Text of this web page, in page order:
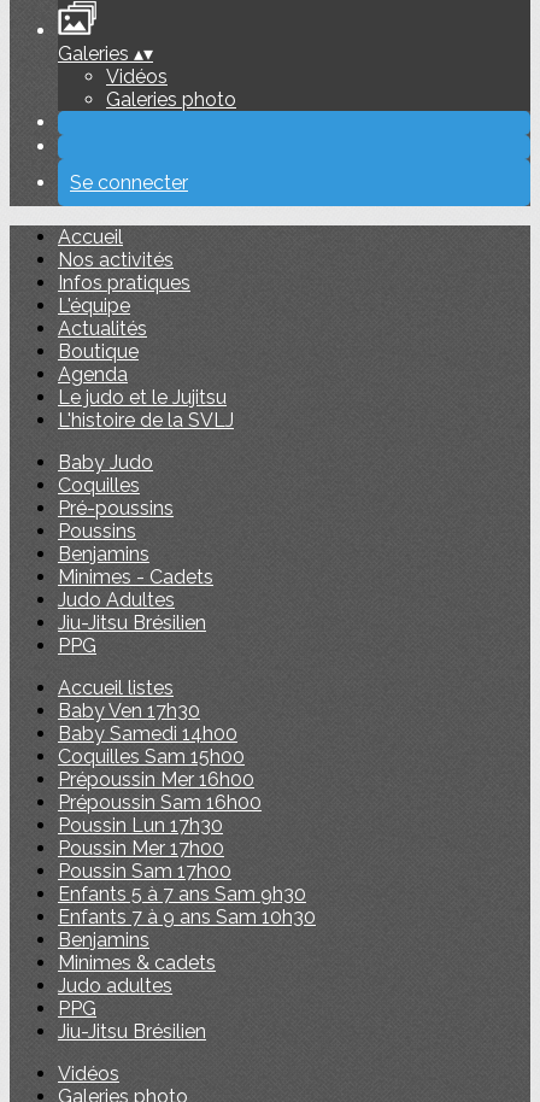
Galeries ▴▾
Vidéos
Galeries photo
Se connecter
Accueil
Nos activités
Infos pratiques
L'équipe
Actualités
Boutique
Agenda
Le judo et le Jujitsu
L'histoire de la SVLJ
Baby Judo
Coquilles
Pré-poussins
Poussins
Benjamins
Minimes - Cadets
Judo Adultes
Jiu-Jitsu Brésilien
PPG
Accueil listes
Baby Ven 17h30
Baby Samedi 14h00
Coquilles Sam 15h00
Prépoussin Mer 16h00
Prépoussin Sam 16h00
Poussin Lun 17h30
Poussin Mer 17h00
Poussin Sam 17h00
Enfants 5 à 7 ans Sam 9h30
Enfants 7 à 9 ans Sam 10h30
Benjamins
Minimes & cadets
Judo adultes
PPG
Jiu-Jitsu Brésilien
Vidéos
Galeries photo